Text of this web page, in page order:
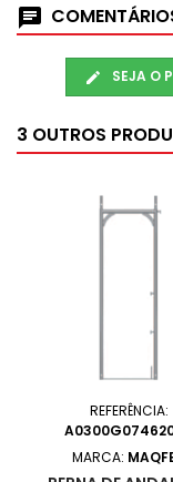
SEJA O
3 OUTROS
REFERÊNCIA:
MARCA: